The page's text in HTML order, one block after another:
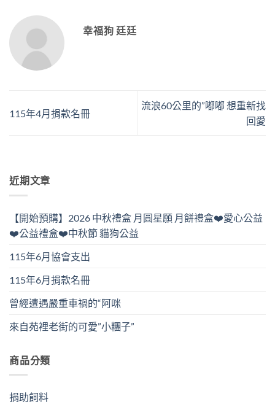
幸福狗 廷廷
115年4月捐款名冊
流浪60公里的”嘟嘟 想重新找
回愛
近期文章
【開始預購】2026 中秋禮盒 月圓星願 月餅禮盒❤️愛心公益
❤️公益禮盒❤️中秋節 貓狗公益
115年6月協會支出
115年6月捐款名冊
曾經遭遇嚴重車禍的“阿咪
來自苑裡老街的可愛”小糰子”
商品分類
捐助飼料